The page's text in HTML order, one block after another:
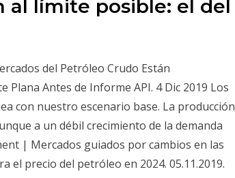
al límite posible: el del
del Petróleo Crudo Están
Plana Antes de Informe API. 4 Dic 2019 Los
con nuestro escenario base. La producción
a un débil crecimiento de la demanda
| Mercados guiados por cambios en las
el precio del petróleo en 2024. 05.11.2019.